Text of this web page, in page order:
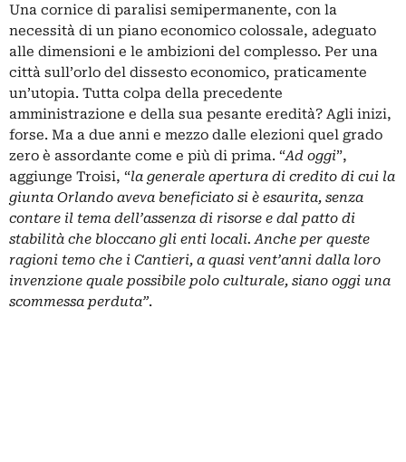
Una cornice di paralisi semipermanente, con la
necessità di un piano economico colossale, adeguato
alle dimensioni e le ambizioni del complesso. Per una
città sull’orlo del dissesto economico, praticamente
un’utopia. Tutta colpa della precedente
amministrazione e della sua pesante eredità? Agli inizi,
forse. Ma a due anni e mezzo dalle elezioni quel grado
zero è assordante come e più di prima. “Ad oggi”,
aggiunge Troisi, “la generale apertura di credito di cui la
giunta Orlando aveva beneficiato si è esaurita, senza
contare il tema dell’assenza di risorse e dal patto di
stabilità che bloccano gli enti locali. Anche per queste
ragioni temo che i Cantieri, a quasi vent’anni dalla loro
invenzione quale possibile polo culturale, siano oggi una
scommessa perduta”.